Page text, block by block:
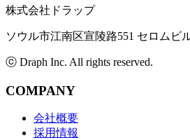
株式会社ドラップ
ソウル市江南区宣陵路551 セロムビ
ⓒ Draph Inc. All rights reserved.
COMPANY
会社概要
採用情報